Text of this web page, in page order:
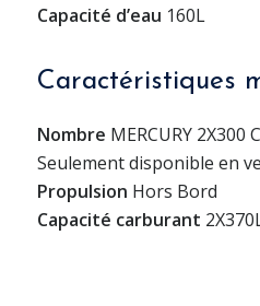
Capacité d’eau 160L
Caractéristiques
Nombre MERCURY 2X300
Seulement disponible en
Propulsion Hors Bord
Capacité carburant